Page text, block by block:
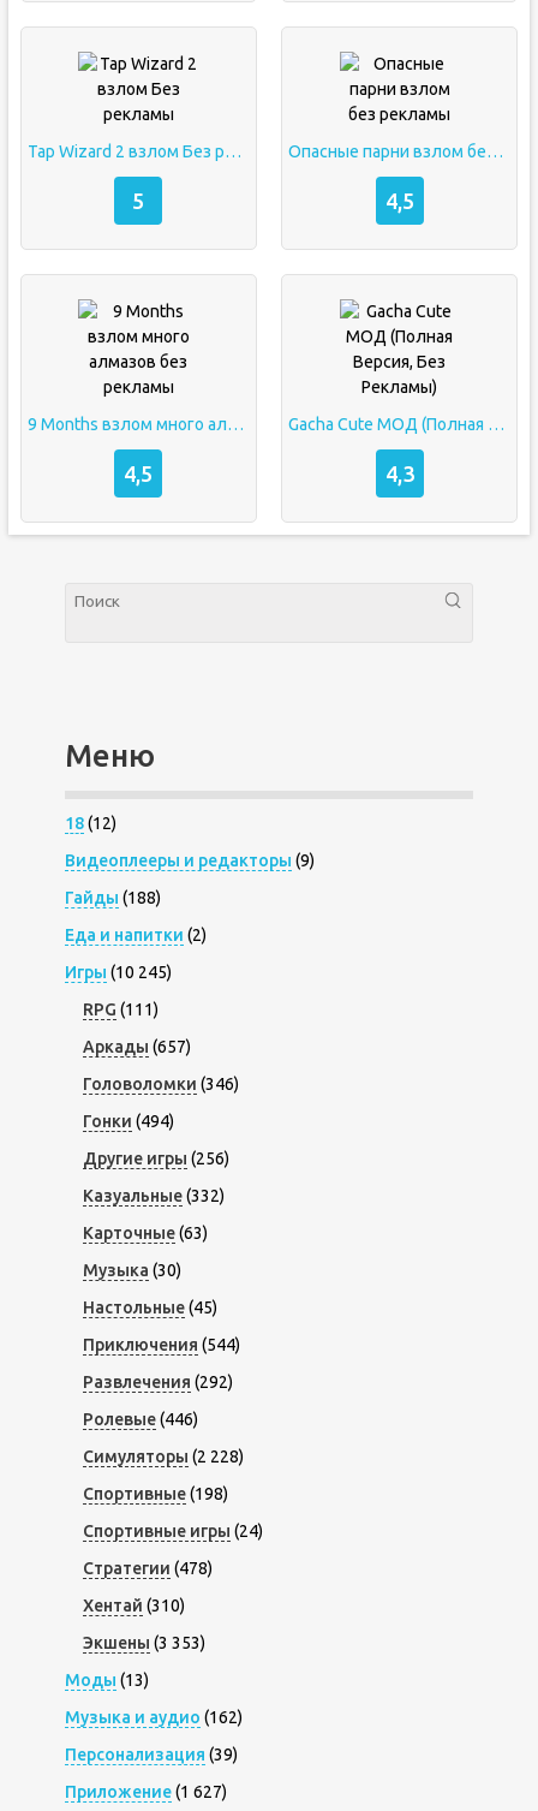
Tap Wizard 2 взлом Без рекламы
5
Опасные парни взлом без рекламы
4,5
9 Months взлом много алмазов без рекламы
4,5
Gacha Cute МОД (Полная Версия, Без Рекламы)
4,3
Меню
18(12)
Видеоплееры и редакторы (9)
Гайды (188)
Еда и напитки (2)
Игры (10 245)
RPG (111)
Аркады (657)
Головоломки (346)
Гонки (494)
Другие игры (256)
Казуальные(332)
Карточные(63)
Музыка (30)
Настольные(45)
Приключения (544)
Развлечения (292)
Ролевые(446)
Симуляторы (2 228)
Спортивные(198)
Спортивные игры (24)
Стратегии (478)
Хентай (310)
Экшены (3 353)
Моды (13)
Музыка и аудио (162)
Персонализация (39)
Приложение(1 627)